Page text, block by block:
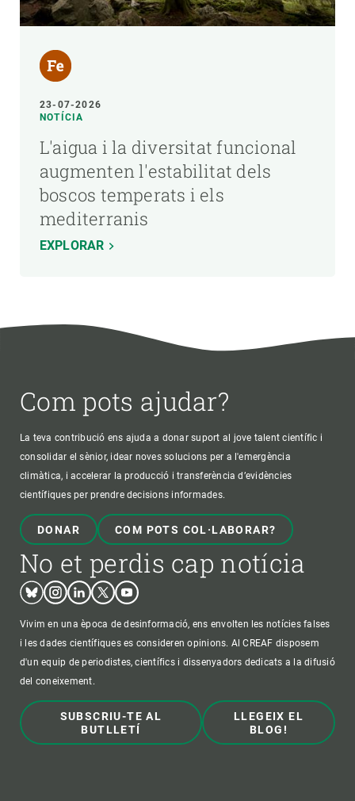
23-07-2026
NOTÍCIA
L'aigua i la diversitat funcional
augmenten l'estabilitat dels
boscos temperats i els
mediterranis
EXPLORAR
Com pots ajudar?
La teva contribució ens ajuda a donar suport al jove talent científic i
consolidar el sènior, idear noves solucions per a l'emergència
climàtica, i accelerar la producció i transferència d’evidències
científiques per prendre decisions informades.
DONAR COM POTS COL·LABORAR?
No et perdis cap notícia
BlueskyInstagram
LinkedinTwitterYoutube
Vivim en una època de desinformació, ens envolten les notícies falses
i les dades científiques es consideren opinions. Al CREAF disposem
d'un equip de periodistes, científics i dissenyadors dedicats a la difusió
del coneixement.
SUBSCRIU-TE AL
BUTLLETÍ
LLEGEIX EL
BLOG!